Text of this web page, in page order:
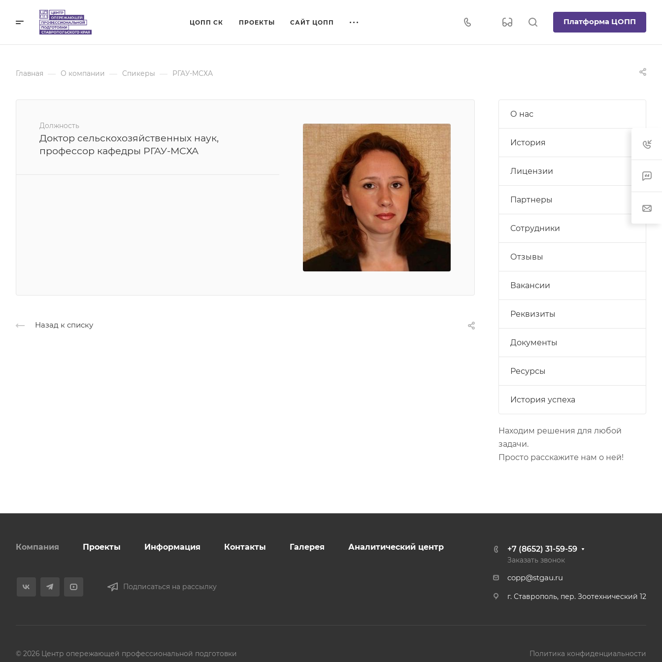
ЦОПП СК ПРОЕКТЫ САЙТ ЦОПП Платформа ЦОПП
Главная — О компании — Спикеры — РГАУ-МСХА
Должность
Доктор сельскохозяйственных наук,
профессор кафедры РГАУ-МСХА
Назад к списку
О нас
История
Лицензии
Партнеры
Сотрудники
Отзывы
Вакансии
Реквизиты
Документы
Ресурсы
История успеха
Находим решения для любой
задачи.
Просто расскажите нам о ней!
Компания Проекты Информация Контакты Галерея Аналитический центр
Подписаться на рассылку
+7 (8652) 31-59-59
Заказать звонок
copp@stgau.ru
г. Ставрополь, пер. Зоотехнический 12
© 2026 Центр опережающей профессиональной подготовки Политика конфиденциальности